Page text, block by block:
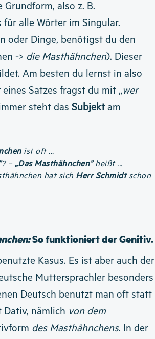
also z. B.
alle Wörter im Singular.
oder Dinge, benötigst du den
-> die Masthähnchen). Dieser
Am besten du lernst in also
eines Satzes fragst du mit „wer
steht das Subjektam
ist oft ...
? – „Das Masthähnchen”heißt ...
hat sich Herr Schmidtschon
So funktioniert der Genitiv.
Kasus. Es ist aber auch der
Muttersprachler besonders
Deutsch benutzt man oft statt
nämlich von dem
des Masthähnchens. In der